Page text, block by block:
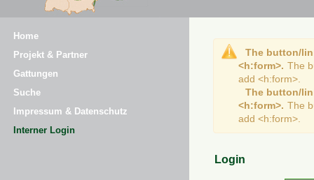
Home
Projekt & Partner
Gattungen
Suche
Impressum & Datenschutz
Interner Login
The button/
<h:form>. The
add <h:form>.
The button/
<h:form>. The
add <h:form>.
Login